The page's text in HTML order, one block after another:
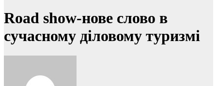
Road show-нове слово в
сучасному діловому туризмі